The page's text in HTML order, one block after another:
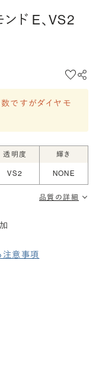
ド E、VS2
ですがダイヤモ
透明度 輝き
VS2 NONE
品質の詳細
注意事項